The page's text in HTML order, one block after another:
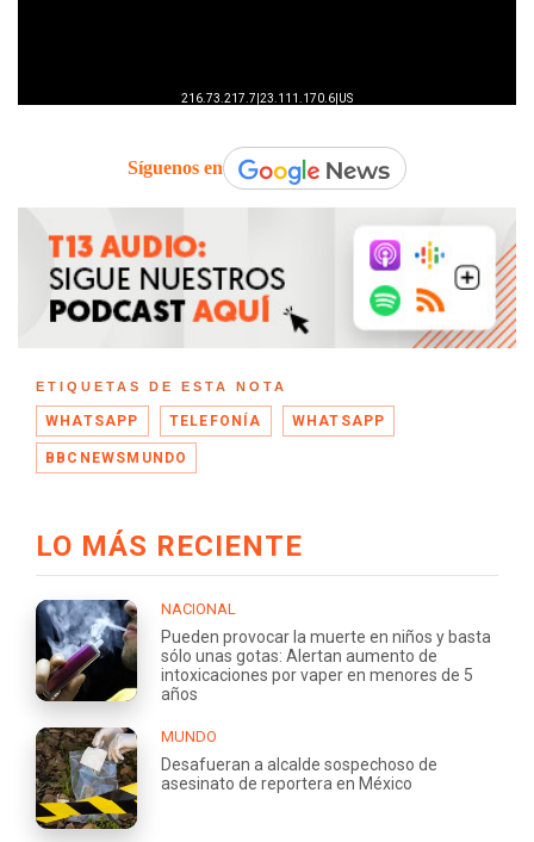
Síguenos en
ETIQUETAS DE ESTA NOTA
WHATSAPP TELEFONÍA WHATSAPP
BBCNEWSMUNDO
LO MÁS RECIENTE
NACIONAL
Pueden provocar la muerte en niños y basta
sólo unas gotas: Alertan aumento de
intoxicaciones por vaper en menores de 5
años
MUNDO
Desafueran a alcalde sospechoso de
asesinato de reportera en México